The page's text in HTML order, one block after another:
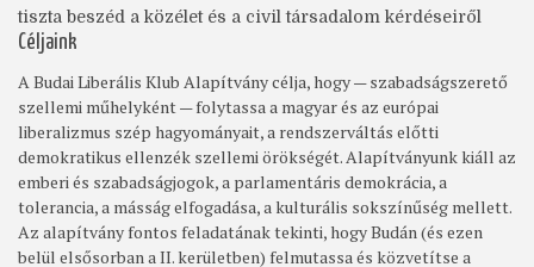
tiszta beszéd a közélet és a civil társadalom kérdéseiről
Céljaink
A Budai Liberális Klub Alapítvány célja, hogy — szabadságszerető
szellemi műhelyként — folytassa a magyar és az európai
liberalizmus szép hagyományait, a rendszerváltás előtti
demokratikus ellenzék szellemi örökségét. Alapítványunk kiáll az
emberi és szabadságjogok, a parlamentáris demokrácia, a
tolerancia, a másság elfogadása, a kulturális sokszínűség mellett.
Az alapítvány fontos feladatának tekinti, hogy Budán (és ezen
belül elsősorban a II. kerületben) felmutassa és közvetítse a